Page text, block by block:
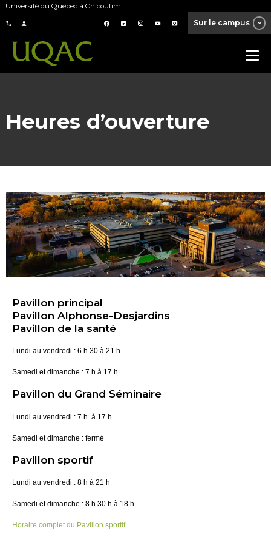
Université du Québec à Chicoutimi
Sur le campus
Heures d’ouverture
Pavillon principal
Pavillon Alphonse-Desjardins
Pavillon de la santé
Lundi au vendredi : 6 h 30 à 21 h
Samedi et dimanche : 7 h à 17 h
Pavillon du Grand Séminaire
Lundi au vendredi : 7 h à 17 h
Samedi et dimanche : fermé
Pavillon sportif
Lundi au vendredi : 8 h à 21 h
Samedi et dimanche : 8 h 30 h à 18 h
Horaire complet du Pavillon sportif